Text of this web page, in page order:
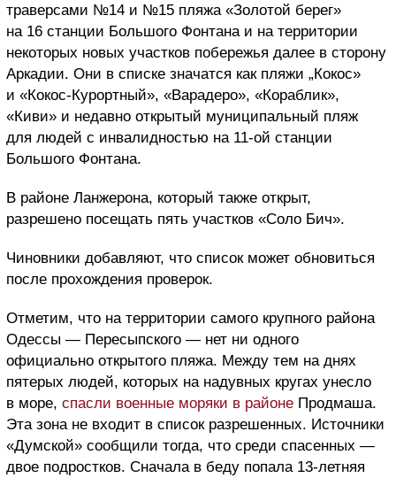
траверсами №14 и №15 пляжа «Золотой берег»
на 16 станции Большого Фонтана и на территории
некоторых новых участков побережья далее в сторону
Аркадии. Они в списке значатся как пляжи „Кокос»
и «Кокос-Курортный», «Варадеро», «Кораблик»,
«Киви» и недавно открытый муниципальный пляж
для людей с инвалидностью на 11-ой станции
Большого Фонтана.
В районе Ланжерона, который также открыт,
разрешено посещать пять участков «Соло Бич».
Чиновники добавляют, что список может обновиться
после прохождения проверок.
Отметим, что на территории самого крупного района
Одессы — Пересыпского — нет ни одного
официально открытого пляжа. Между тем на днях
пятерых людей, которых на надувных кругах унесло
в море, спасли военные моряки в районе Продмаша.
Эта зона не входит в список разрешенных. Источники
«Думской» сообщили тогда, что среди спасенных —
двое подростков. Сначала в беду попала 13-летняя